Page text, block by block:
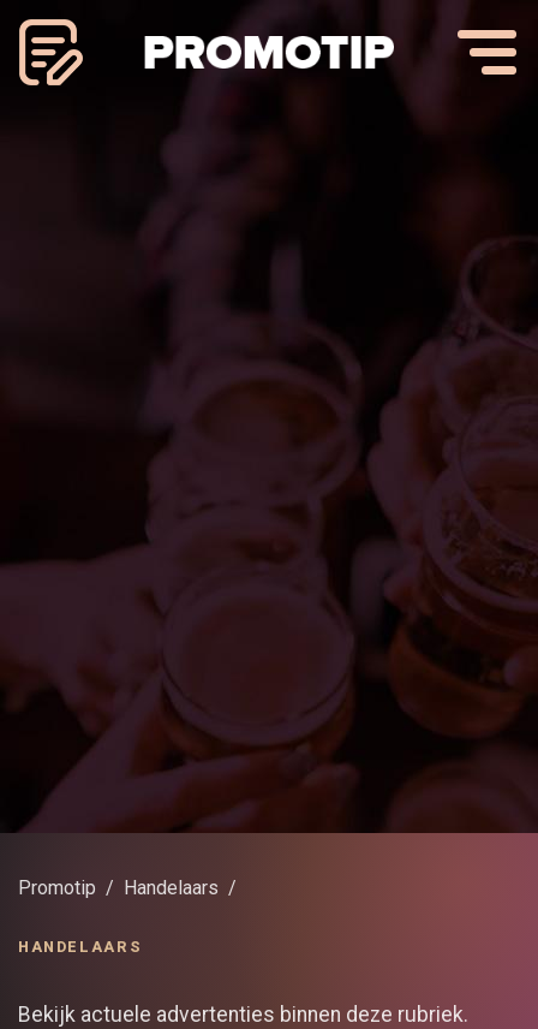
Promotip Handelaars
HANDELAARS
Bekijk actuele advertenties binnen deze rubriek.